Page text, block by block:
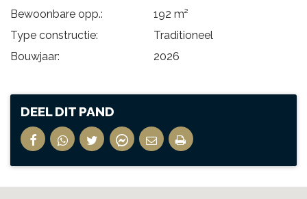
Bewoonbare opp.:
192 m²
Type constructie:
Traditioneel
Bouwjaar:
2026
DEEL DIT PAND